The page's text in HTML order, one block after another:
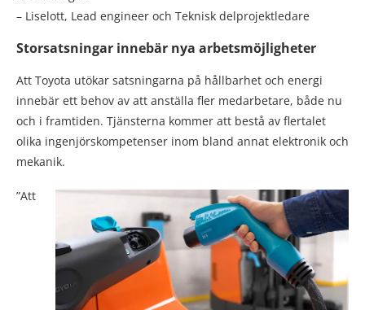
– Liselott, Lead engineer och Teknisk delprojektledare
Storsatsningar innebär nya arbetsmöjligheter
Att Toyota utökar satsningarna på hållbarhet och energi
innebär ett behov av att anställa fler medarbetare, både nu
och i framtiden. Tjänsterna kommer att bestå av flertalet
olika ingenjörskompetenser inom bland annat elektronik och
mekanik.
”Att